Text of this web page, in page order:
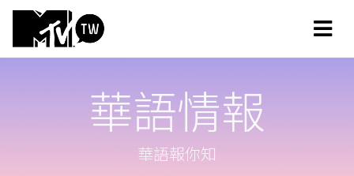
華語情報
華語報你知